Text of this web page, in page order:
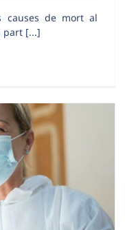
causes de mort al
part [...]